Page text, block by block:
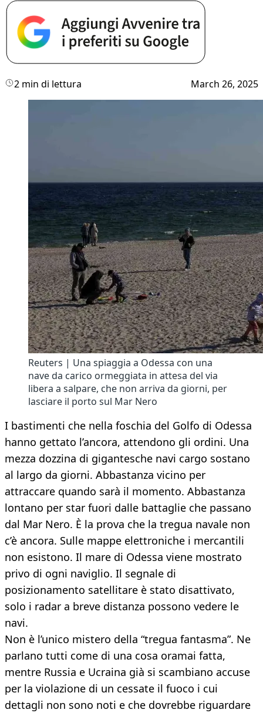
2 min di lettura March 26, 2025
Reuters | Una spiaggia a Odessa con una
nave da carico ormeggiata in attesa del via
libera a salpare, che non arriva da giorni, per
lasciare il porto sul Mar Nero
I bastimenti che nella foschia del Golfo di Odessa
hanno gettato l’ancora, attendono gli ordini. Una
mezza dozzina di gigantesche navi cargo sostano
al largo da giorni. Abbastanza vicino per
attraccare quando sarà il momento. Abbastanza
lontano per star fuori dalle battaglie che passano
dal Mar Nero. È la prova che la tregua navale non
c’è ancora. Sulle mappe elettroniche i mercantili
non esistono. Il mare di Odessa viene mostrato
privo di ogni naviglio. Il segnale di
posizionamento satellitare è stato disattivato,
solo i radar a breve distanza possono vedere le
navi.
Non è l’unico mistero della “tregua fantasma”. Ne
parlano tutti come di una cosa oramai fatta,
mentre Russia e Ucraina già si scambiano accuse
per la violazione di un cessate il fuoco i cui
dettagli non sono noti e che dovrebbe riguardare